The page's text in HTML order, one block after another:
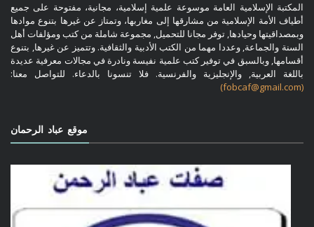
المكتبة الإسلامية العامة موسوعة علمية إسلامية، مجانية، مفتوحة على جميع
أطياف الأمة الإسلامية من مشارقها إلى مغاربها، وتمتاز عن غيرها بتنوع موادها
وبمصداقيتها وحيادها, توفر مجانا للتحميل, مجموعة شاملة من كتب ومؤلفات أهل
السنة والجماعة, وعددا مهما من الكتب الأدبية والثقافية. وتتميز عن غيرها, بتنوع
أقسامها, وبالسبق في توفير كتب علمية نفيسة ونادرة في مجالات معرفية عديدة
باللغة العربية, والإنجليزية والفرنسية. فلا تنسونا بالدعاء. للتواصل معنا:
(fobcaf@gmail.com)
موقع عباد الرحمان